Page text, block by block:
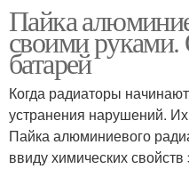
Пайка
своими руками.
батарей
Когда радиаторы
устранения нарушений.
Пайка алюминиевого
ввиду химических свойств